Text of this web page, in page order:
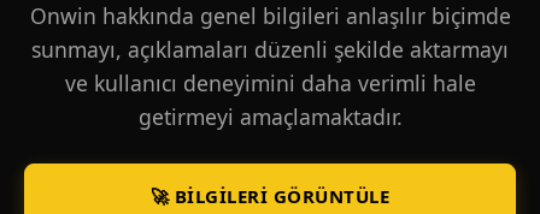
Onwin hakkında genel bilgileri anlaşılır biçimde
sunmayı, açıklamaları düzenli şekilde aktarmayı
ve kullanıcı deneyimini daha verimli hale
getirmeyi amaçlamaktadır.
🚀 BILGILERI GÖRÜNTÜLE